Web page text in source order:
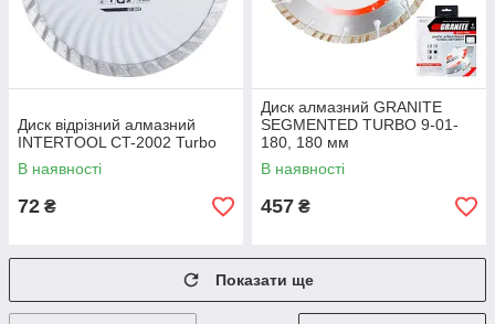
Диск відрізний алмазний
INTERTOOL CT-2002 Turbo
В наявності
72 ₴
Диск алмазний GRANITE
SEGMENTED TURBO 9-01-
180, 180 мм
В наявності
457 ₴
Показати ще